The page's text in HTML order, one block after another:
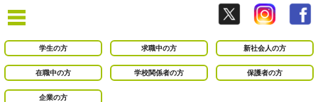
学生の方 求職中の方 新社会人の方
在職中の方 学校関係者の方 保護者の方
企業の方